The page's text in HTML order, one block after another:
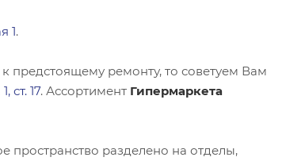
1.
предстоящему ремонту, то советуем Вам
ст. 17. Ассортимент Гипермаркета
пространство разделено на отделы,